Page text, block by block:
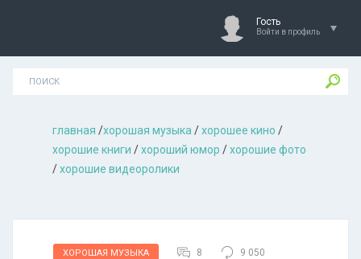
Гость
Войти в профиль
главная /хорошая музыкa /хорошее кино /
хорошие книги /хороший юмор /хорошие фото
/хорошие видеоролики
ХОРОШАЯ МУЗЫКА 8 9 050